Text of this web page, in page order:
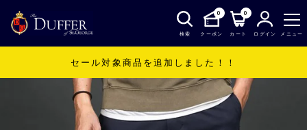
検索
0
クーポン
0
カート ログイン メニュー
セール対象商品を追加しました！！